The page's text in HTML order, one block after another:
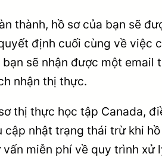
thành, hồ sơ của bạn sẽ
định cuối cùng về việc
sẽ nhận được một email
nhận thị thực.
thị thực học tập Canada,
nhật trạng thái trừ khi
miễn phí về quy trình xử